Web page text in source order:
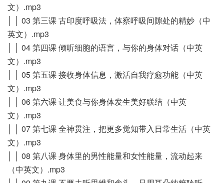
文）.mp3
│ │ 03 第三课 古印度呼吸法，体察呼吸间隙处的精妙（中
英文）.mp3
│ │ 04 第四课 倾听细胞的语言，与你的身体对话（中英
文）.mp3
│ │ 05 第五课 接收身体信息，激活自我疗愈功能（中英
文）.mp3
│ │ 06 第六课 让美食与你身体发生美好联结（中英
文）.mp3
│ │ 07 第七课 全神贯注，把更多觉知带入日常生活（中英
文）.mp3
│ │ 08 第八课 身体里的男性能量和女性能量，流动起来
（中英文）.mp3